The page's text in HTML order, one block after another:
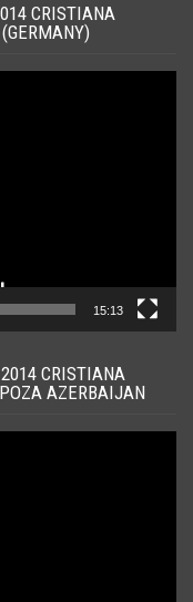
CRISTIANA
15:13
CRISTIANA
AZERBAIJAN